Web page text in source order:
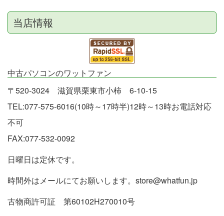
当店情報
中古パソコンのワットファン
〒520-3024 滋賀県栗東市小柿 6-10-15
TEL:077-575-6016(10時～17時半)12時～13時お電話対応
不可
FAX:077-532-0092
日曜日は定休です。
時間外はメールにてお願いします。store@whatfun.jp
古物商許可証 第60102H270010号